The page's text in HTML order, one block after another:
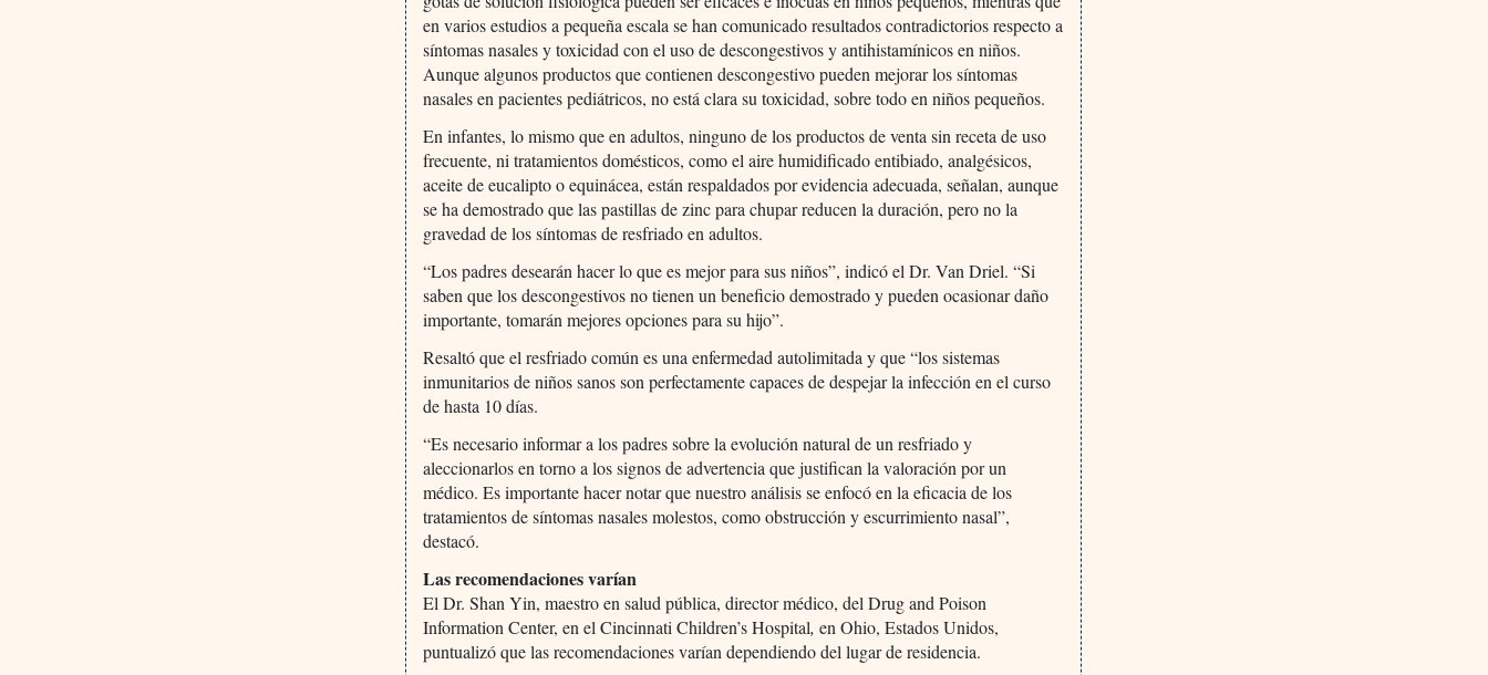
en varios estudios a pequeña escala se han comunicado resultados contradictorios respecto a
síntomas nasales y toxicidad con el uso de descongestivos y antihistamínicos en niños.
Aunque algunos productos que contienen descongestivo pueden mejorar los síntomas
nasales en pacientes pediátricos, no está clara su toxicidad, sobre todo en niños pequeños.
En infantes, lo mismo que en adultos, ninguno de los productos de venta sin receta de uso
frecuente, ni tratamientos domésticos, como el aire humidificado entibiado, analgésicos,
aceite de eucalipto o equinácea, están respaldados por evidencia adecuada, señalan, aunque
se ha demostrado que las pastillas de zinc para chupar reducen la duración, pero no la
gravedad de los síntomas de resfriado en adultos.
“Los padres desearán hacer lo que es mejor para sus niños”, indicó el Dr. Van Driel. “Si
saben que los descongestivos no tienen un beneficio demostrado y pueden ocasionar daño
importante, tomarán mejores opciones para su hijo”.
Resaltó que el resfriado común es una enfermedad autolimitada y que “los sistemas
inmunitarios de niños sanos son perfectamente capaces de despejar la infección en el curso
de hasta 10 días.
“Es necesario informar a los padres sobre la evolución natural de un resfriado y
aleccionarlos en torno a los signos de advertencia que justifican la valoración por un
médico. Es importante hacer notar que nuestro análisis se enfocó en la eficacia de los
tratamientos de síntomas nasales molestos, como obstrucción y escurrimiento nasal”,
destacó.
Las recomendaciones varían
El Dr. Shan Yin, maestro en salud pública, director médico, del Drug and Poison
Information Center, en el Cincinnati Children’s Hospital, en Ohio, Estados Unidos,
puntualizó que las recomendaciones varían dependiendo del lugar de residencia.